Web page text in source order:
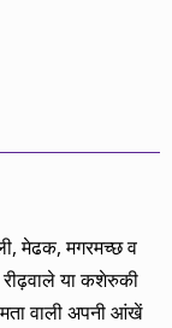
मेढक, मगरमच्छ व
या कशेरुकी
वाली अपनी आंखें